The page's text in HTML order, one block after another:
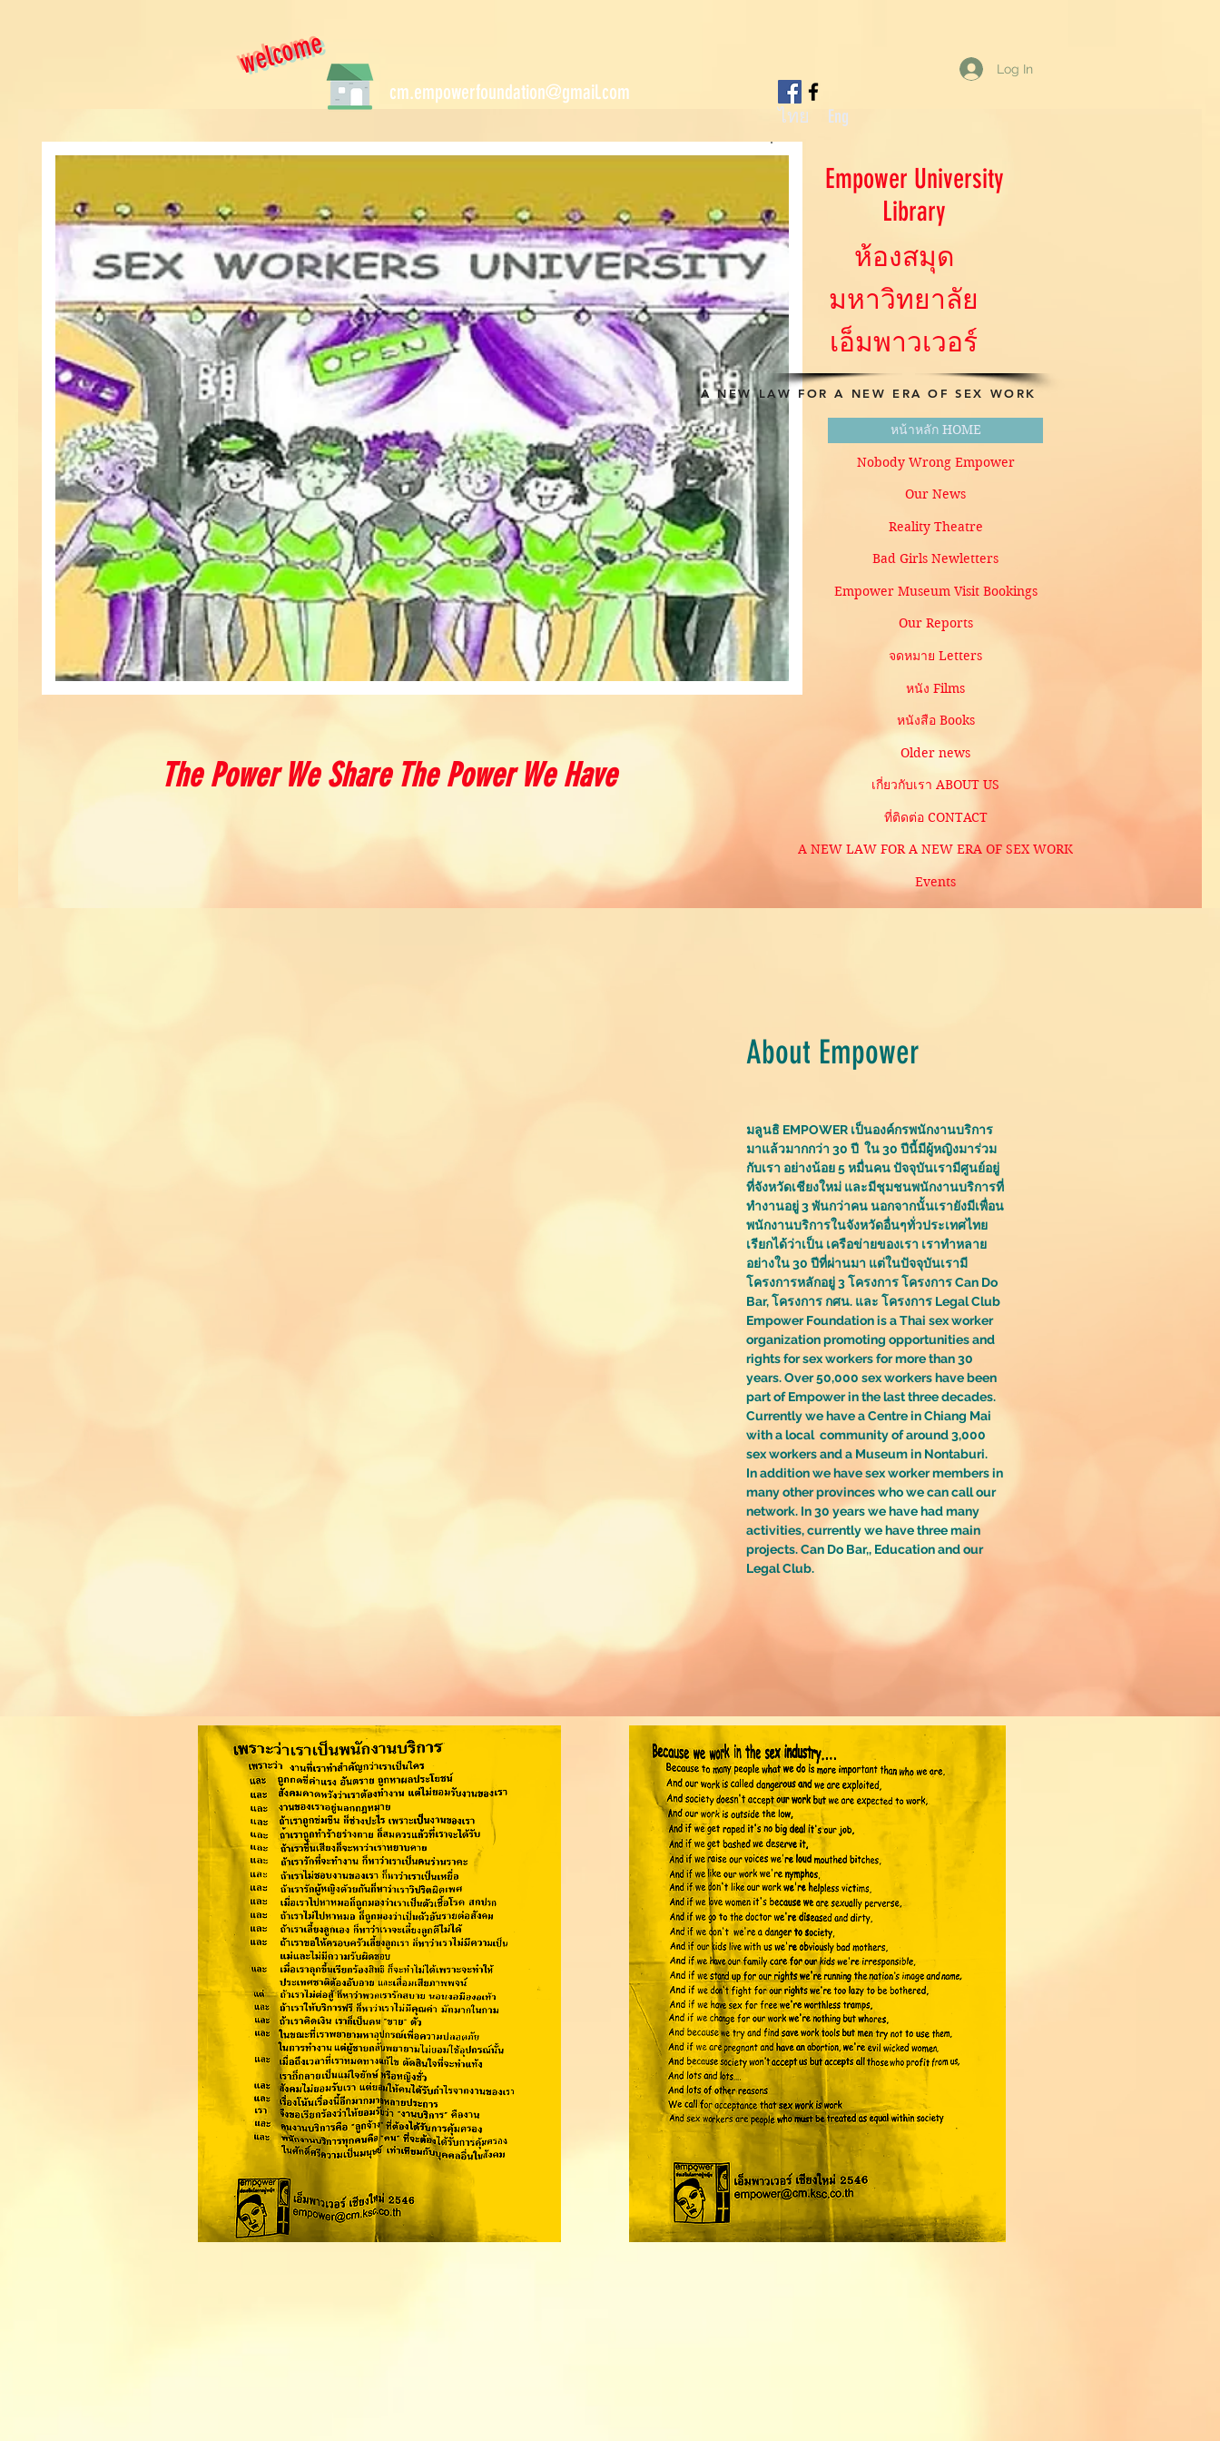
welcome
cm.empowerfoundation@gmail.com
ไทย Eng
Log In
The Power We Share The Power We Have
Empower University
Library
ห้องสมุด
มหาวิทยาลัย
เอ็มพาวเวอร์
A NEW LAW FOR A NEW ERA OF SEX WORK
หน้าหลัก HOME
Nobody Wrong Empower
Our News
Reality Theatre
Bad Girls Newletters
Empower Museum Visit Bookings
Our Reports
จดหมาย Letters
หนัง Films
หนังสือ Books
Older news
เกี่ยวกับเรา ABOUT US
ที่ติดต่อ CONTACT
A NEW LAW FOR A NEW ERA OF SEX WORK
Events
About Empower
มลูนธิ EMPOWER เป็นองค์กรพนักงานบริการ
มาแล้วมากกว่า 30 ปี ใน 30 ปีนี้มีผู้หญิงมาร่วม
กับเรา อย่างน้อย 5 หมื่นคน ปัจจุบันเรามีศูนย์อยู่
ที่จังหวัดเชียงใหม่ และมีชุมชนพนักงานบริการที่
ทำงานอยู่ 3 พันกว่าคน นอกจากนั้นเรายังมีเพื่อน
พนักงานบริการในจังหวัดอื่นๆทั่วประเทศไทย
เรียกได้ว่าเป็น เครือข่ายของเรา เราทำหลาย
อย่างใน 30 ปีที่ผ่านมา แต่ในปัจจุบันเรามี
โครงการหลักอยู่ 3 โครงการ โครงการ Can Do
Bar, โครงการ กศน. และ โครงการ Legal Club
Empower Foundation is a Thai sex worker
organization promoting opportunities and
rights for sex workers for more than 30
years. Over 50,000 sex workers have been
part of Empower in the last three decades.
Currently we have a Centre in Chiang Mai
with a local community of around 3,000
sexworkers and a Museum in Nontaburi.
In addition we have sex worker members in
many other provinces who we can call our
network. In 30 years we have had many
activities, currently we have three main
projects. Can Do Bar,, Education and our
Legal Club.